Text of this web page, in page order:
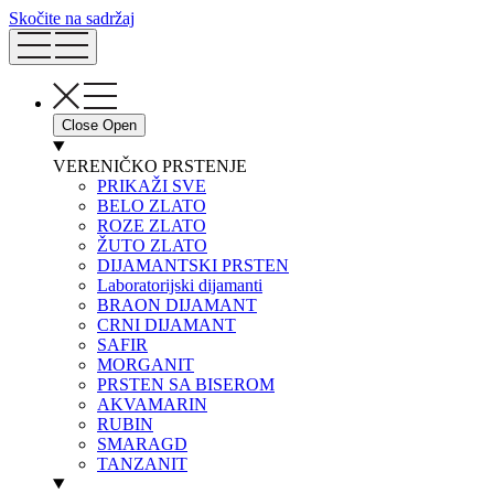
Skočite na sadržaj
Close Open
VERENIČKO PRSTENJE
PRIKAŽI SVE
BELO ZLATO
ROZE ZLATO
ŽUTO ZLATO
DIJAMANTSKI PRSTEN
Laboratorijski dijamanti
BRAON DIJAMANT
CRNI DIJAMANT
SAFIR
MORGANIT
PRSTEN SA BISEROM
AKVAMARIN
RUBIN
SMARAGD
TANZANIT